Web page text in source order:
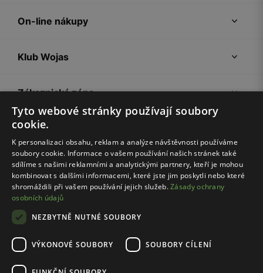
On-line nákupy
Klub Wojas
Zákaznická zóna
Společnost Wojas
Rady
Pravidla e-shopu Zásady ochrany osobních údajů
Tyto webové stránky používají soubory
cookie.
K personalizaci obsahu, reklam a analýze návštěvnosti používáme
soubory cookie. Informace o vašem používání našich stránek také
sdílíme s našimi reklamními a analytickými partnery, kteří je mohou
kombinovat s dalšími informacemi, které jste jim poskytli nebo které
shromáždili při vašem používání jejich služeb.Zásady ochrany
osobních údajů
NEZBYTNĚ NUTNÉ SOUBORY
VÝKONOVÉ SOUBORY SOUBORY CÍLENÍ